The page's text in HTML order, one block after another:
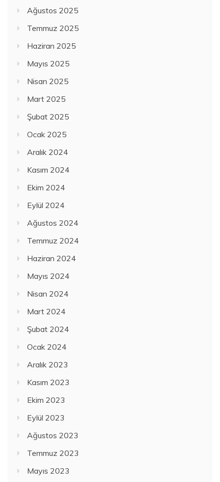
Ağustos 2025
Temmuz 2025
Haziran 2025
Mayıs 2025
Nisan 2025
Mart 2025
Şubat 2025
Ocak 2025
Aralık 2024
Kasım 2024
Ekim 2024
Eylül 2024
Ağustos 2024
Temmuz 2024
Haziran 2024
Mayıs 2024
Nisan 2024
Mart 2024
Şubat 2024
Ocak 2024
Aralık 2023
Kasım 2023
Ekim 2023
Eylül 2023
Ağustos 2023
Temmuz 2023
Mayıs 2023